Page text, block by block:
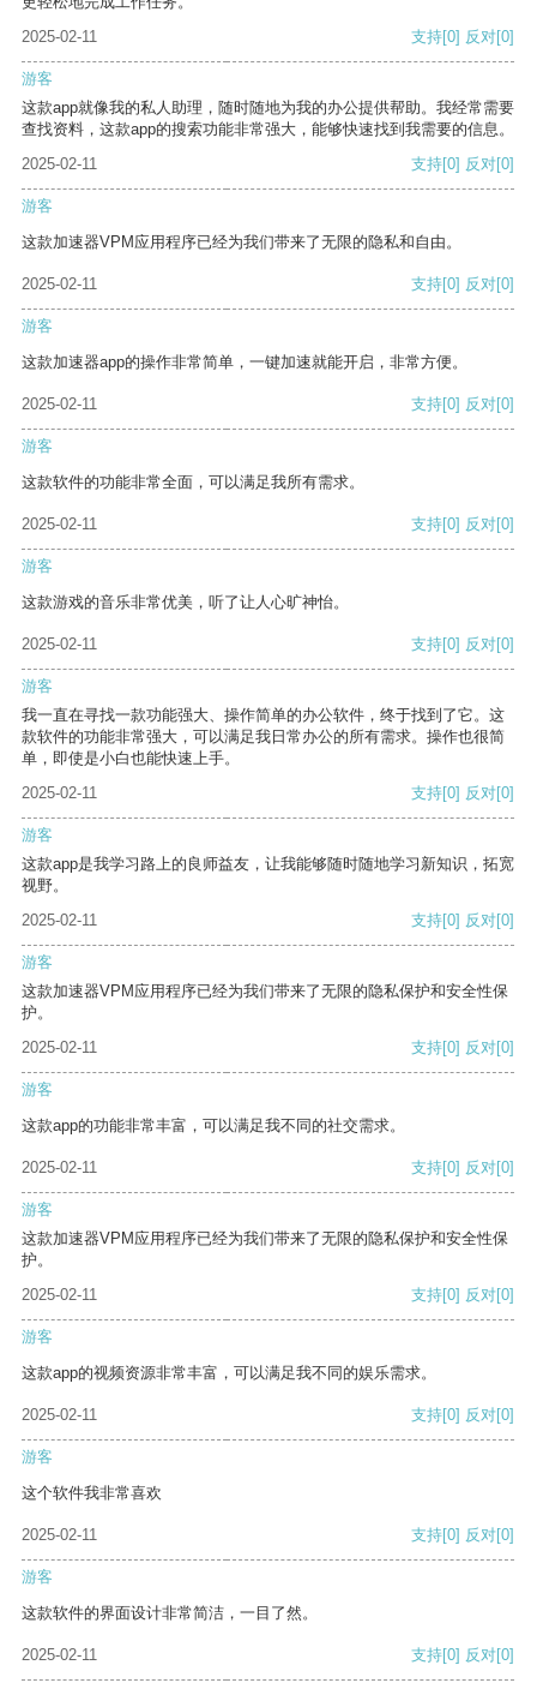
2025-02-11
支持[0] 反对[0]
游客
这款app就像我的私人助理，随时随地为我的办公提供帮助。我经常需要
查找资料，这款app的搜索功能非常强大，能够快速找到我需要的信息。
2025-02-11
支持[0] 反对[0]
游客
这款加速器VPM应用程序已经为我们带来了无限的隐私和自由。
2025-02-11 支持[0] 反对[0]
游客
这款加速器app的操作非常简单，一键加速就能开启，非常方便。
2025-02-11 支持[0] 反对[0]
游客
这款软件的功能非常全面，可以满足我所有需求。
2025-02-11 支持[0] 反对[0]
游客
这款游戏的音乐非常优美，听了让人心旷神怡。
2025-02-11 支持[0] 反对[0]
游客
我一直在寻找一款功能强大、操作简单的办公软件，终于找到了它。这
款软件的功能非常强大，可以满足我日常办公的所有需求。操作也很简
单，即使是小白也能快速上手。
2025-02-11
支持[0] 反对[0]
游客
这款app是我学习路上的良师益友，让我能够随时随地学习新知识，拓宽
视野。
2025-02-11
支持[0] 反对[0]
游客
这款加速器VPM应用程序已经为我们带来了无限的隐私保护和安全性保
护。
2025-02-11
支持[0] 反对[0]
游客
这款app的功能非常丰富，可以满足我不同的社交需求。
2025-02-11 支持[0] 反对[0]
游客
这款加速器VPM应用程序已经为我们带来了无限的隐私保护和安全性保
护。
2025-02-11
支持[0] 反对[0]
游客
这款app的视频资源非常丰富，可以满足我不同的娱乐需求。
2025-02-11 支持[0] 反对[0]
游客
这个软件我非常喜欢
2025-02-11 支持[0] 反对[0]
游客
这款软件的界面设计非常简洁，一目了然。
2025-02-11 支持[0] 反对[0]